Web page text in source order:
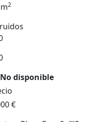
2
No disponible
€